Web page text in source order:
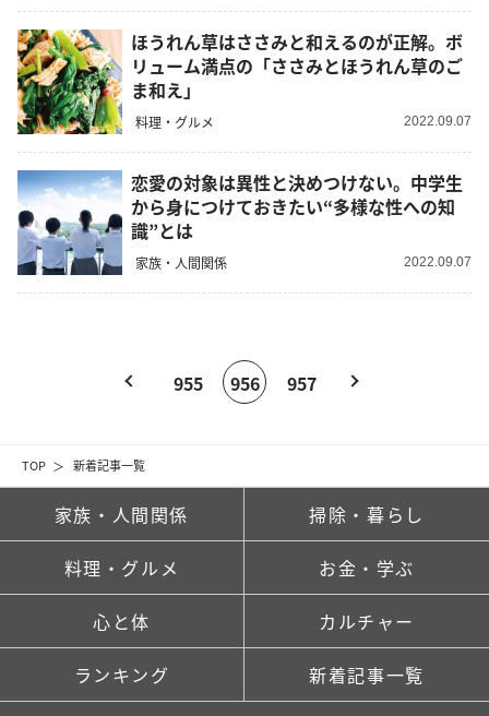
TOP 新着記事一覧
ほうれん草はささみと和えるのが正解。ボ
リューム満点の「ささみとほうれん草のご
ま和え」
料理・グルメ 2022.09.07
恋愛の対象は異性と決めつけない。中学生
から身につけておきたい“多様な性への知
識”とは
家族・人間関係 2022.09.07
955 956 957
家族・人間関係 掃除・暮らし
料理・グルメ お金・学ぶ
心と体 カルチャー
ランキング 新着記事一覧